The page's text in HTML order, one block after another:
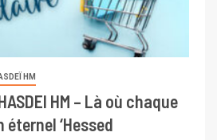
HM
HM – Là où chaque
‘Hessed